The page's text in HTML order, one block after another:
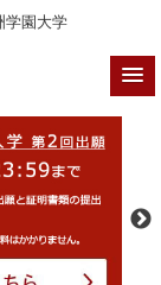
学園大学